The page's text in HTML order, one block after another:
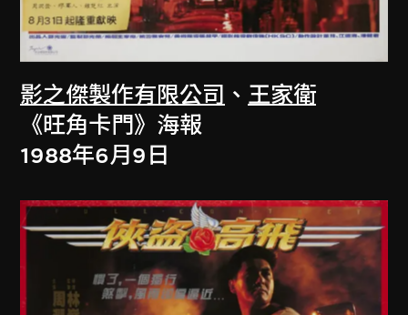
影之傑製作有限公司 、 王家衛
《旺角卡門》海報
1988年6月9日